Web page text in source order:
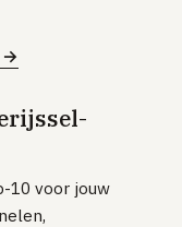
& methodologie →
→
10 voor jouw